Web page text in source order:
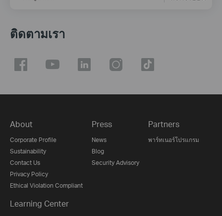
ติดตามเรา
About
Corporate Profile
Sustainability
Contact Us
Privacy Policy
Ethical Violation Compliant
Press
News
Blog
Security Advisory
Partners
พาร์ทเนอร์โปรแกรม
Learning Center